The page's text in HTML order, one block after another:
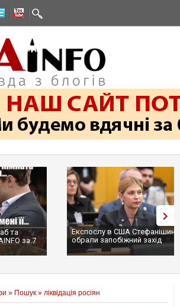
та
за 7
Експослу в США
обрали запобіжний захід
» Пошук » ліквідація росіян